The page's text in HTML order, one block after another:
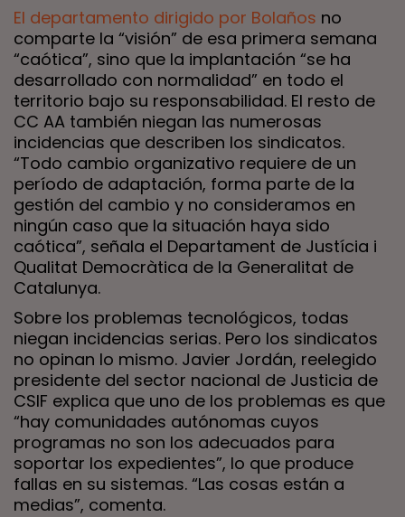
El departamento dirigido por Bolaños no
comparte la “visión” de esa primera semana
“caótica”, sino que la implantación “se ha
desarrollado con normalidad” en todo el
territorio bajo su responsabilidad. El resto de
CC AA también niegan las numerosas
incidencias que describen los sindicatos.
“Todo cambio organizativo requiere de un
período de adaptación, forma parte de la
gestión del cambio y no consideramos en
ningún caso que la situación haya sido
caótica”, señala el Departament de Justícia i
Qualitat Democràtica de la Generalitat de
Catalunya.
Sobre los problemas tecnológicos, todas
niegan incidencias serias. Pero los sindicatos
no opinan lo mismo. Javier Jordán, reelegido
presidente del sector nacional de Justicia de
CSIF explica que uno de los problemas es que
“hay comunidades autónomas cuyos
programas no son los adecuados para
soportar los expedientes”, lo que produce
fallas en su sistemas. “Las cosas están a
medias”, comenta.